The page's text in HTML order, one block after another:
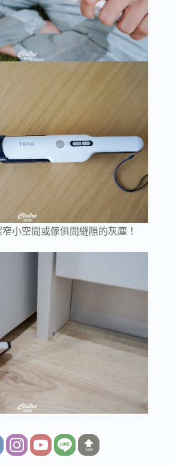
小空間或傢俱間縫隙的灰塵！
TOP